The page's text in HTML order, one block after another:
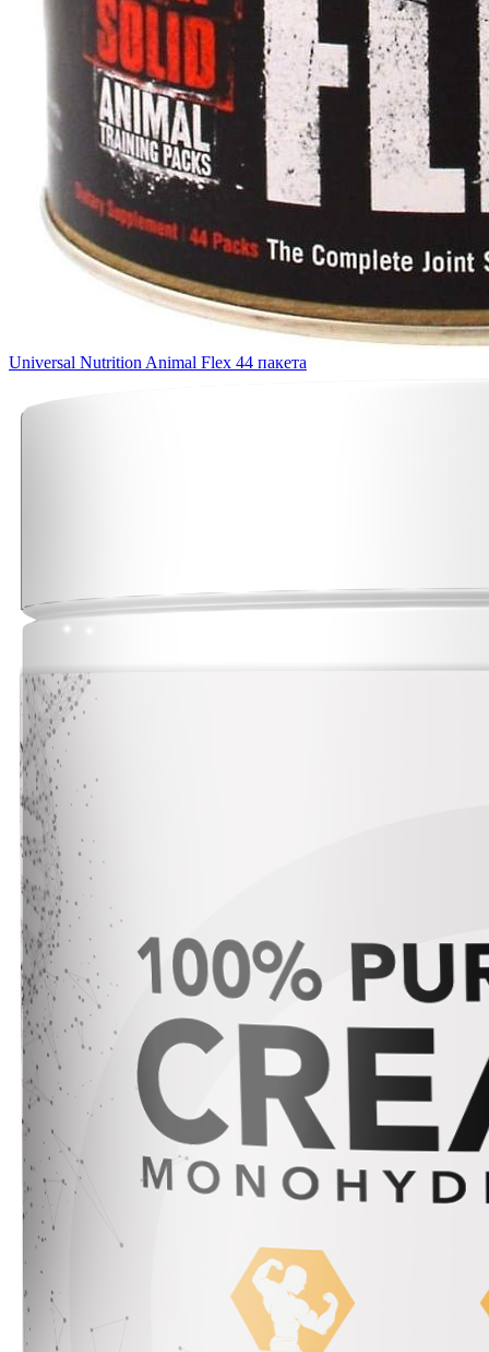
Universal Nutrition Animal Flex 44 пакета